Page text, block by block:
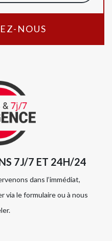
NOUS
7J/7 ET 24H/24
dans l’immédiat,
via le formulaire ou à nous